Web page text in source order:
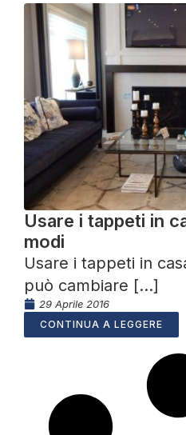
Usare i tappeti in
modi
Usare i tappeti in
può cambiare [...]
29 Aprile 2016
CONTINUA A LEGGERE